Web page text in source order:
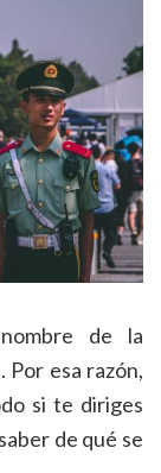
de la
esa razón,
si te diriges
de qué se